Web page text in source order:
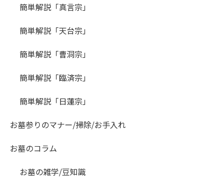
簡単解説「真言宗」
簡単解説「天台宗」
簡単解説「曹洞宗」
簡単解説「臨済宗」
簡単解説「日蓮宗」
お墓参りのマナー/掃除/お手入れ
お墓のコラム
お墓の雑学/豆知識